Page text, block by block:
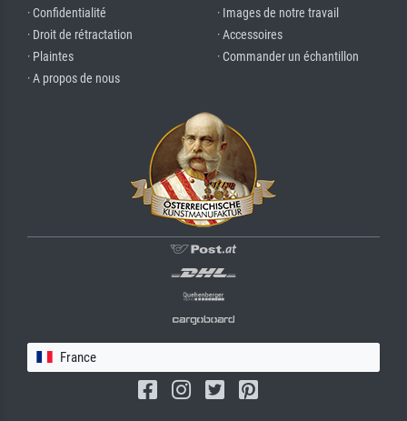
· Confidentialité
· Droit de rétractation
· Plaintes
· A propos de nous
· Images de notre travail
· Accessoires
· Commander un échantillon
France